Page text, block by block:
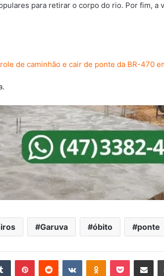
para retirar o corpo do rio. Por fim, a
de caminhão e cair de ponte da BR-470
Garuva óbito ponte